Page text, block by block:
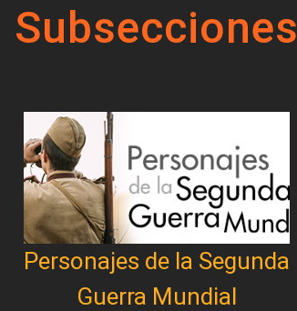
Subsecciones
Personajes de la Segunda
Guerra Mundial